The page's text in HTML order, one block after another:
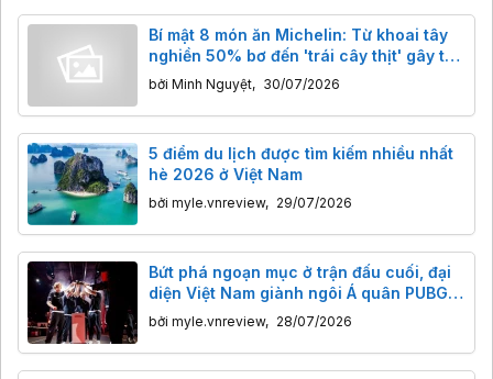
Bí mật 8 món ăn Michelin: Từ khoai tây
nghiền 50% bơ đến 'trái cây thịt' gây tò
mò
bởi Minh Nguyệt, 30/07/2026
5 điểm du lịch được tìm kiếm nhiều nhất
hè 2026 ở Việt Nam
bởi myle.vnreview, 29/07/2026
Bứt phá ngoạn mục ở trận đấu cuối, đại
diện Việt Nam giành ngôi Á quân PUBG
tại Esports World Cup 2026
bởi myle.vnreview, 28/07/2026